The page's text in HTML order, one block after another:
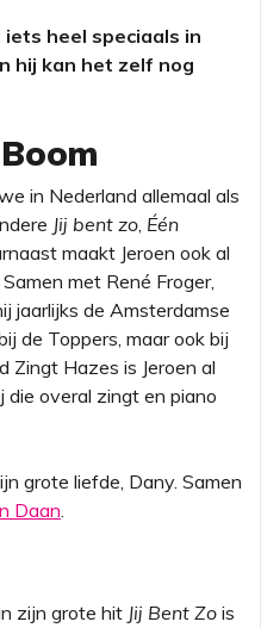
heel speciaals in
hij kan het zelf nog
in Nederland allemaal als
Jij bent zo, Één
maakt Jeroen ook al
met René Froger,
jaarlijks de Amsterdamse
de Toppers, maar ook bij
Zingt Hazes is Jeroen al
die overal zingt en piano
grote liefde, Dany. Samen
Daan.
zijn grote hit Jij Bent Zo is